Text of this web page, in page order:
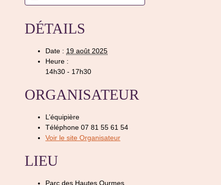
DÉTAILS
Date : 19 août 2025
Heure :
14h30 - 17h30
ORGANISATEUR
L’équipière
Téléphone 07 81 55 61 54
Voir le site Organisateur
LIEU
Parc des Hautes Ourmes